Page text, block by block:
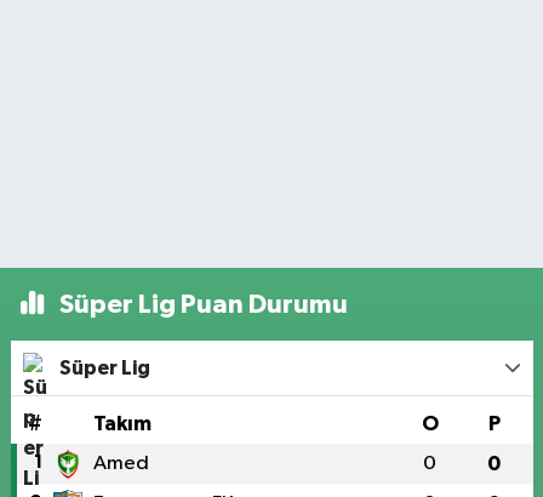
Süper Lig Puan Durumu
Süper Lig
# Takım O P
1 Amed 0 0